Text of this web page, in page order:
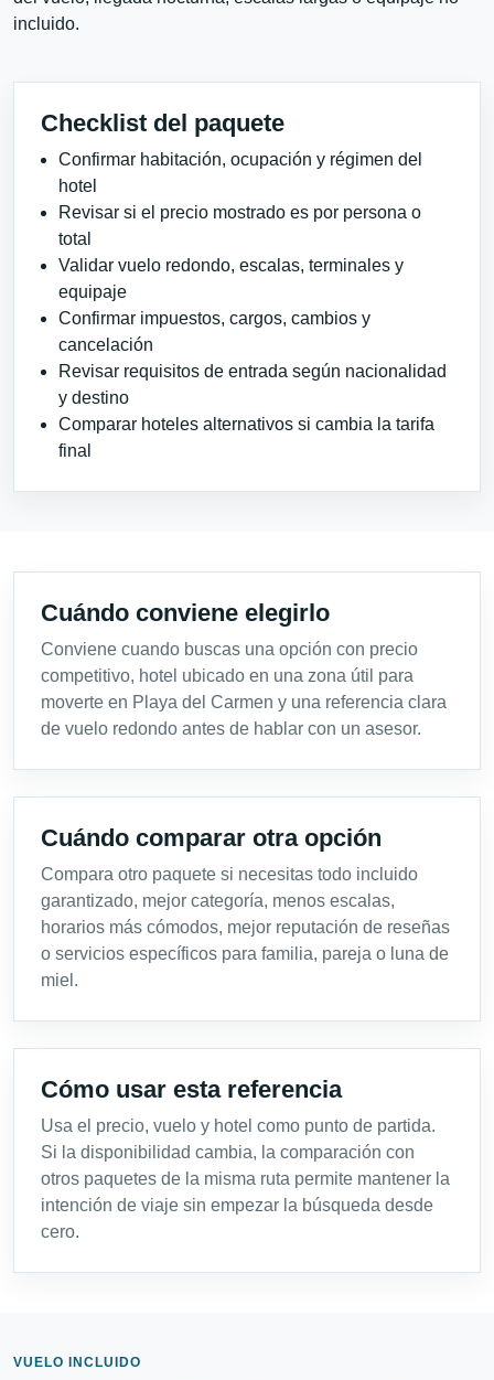
incluido.
Checklist del paquete
Confirmar habitación, ocupación y régimen del
hotel
Revisar si el precio mostrado es por persona o
total
Validar vuelo redondo, escalas, terminales y
equipaje
Confirmar impuestos, cargos, cambios y
cancelación
Revisar requisitos de entrada según nacionalidad
y destino
Comparar hoteles alternativos si cambia la tarifa
final
Cuándo conviene elegirlo
Conviene cuando buscas una opción con precio
competitivo, hotel ubicado en una zona útil para
moverte en Playa del Carmen y una referencia clara
de vuelo redondo antes de hablar con un asesor.
Cuándo comparar otra opción
Compara otro paquete si necesitas todo incluido
garantizado, mejor categoría, menos escalas,
horarios más cómodos, mejor reputación de reseñas
o servicios específicos para familia, pareja o luna de
miel.
Cómo usar esta referencia
Usa el precio, vuelo y hotel como punto de partida.
Si la disponibilidad cambia, la comparación con
otros paquetes de la misma ruta permite mantener la
intención de viaje sin empezar la búsqueda desde
cero.
VUELO INCLUIDO